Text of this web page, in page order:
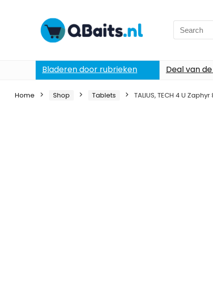
Search
for:
Bladeren door rubrieken Deal van
Home Shop Tablets TALIUS, TECH 4 U